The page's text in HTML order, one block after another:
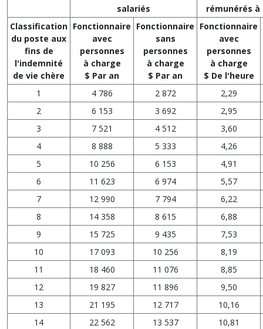
salariés
rémunérés
Classification
du poste aux
fins de
l'indemnité
de vie chère
Fonctionnaire
avec
personnes
à charge
$ Par an
Fonctionnaire
sans
personnes
à charge
$ Par an
Fonctionnaire
avec
personnes
à charge
$ De l'heure
1
4 786 2 872
2,29
2
6 153 3 692
2,95
3
7 521 4 512
3,60
4
8 888 5 333
4,26
5
10 256 6 153
4,91
6
11 623 6 974
5,57
7
12 990 7 794
6,22
8
14 358 8 615
6,88
9
15 725 9 435
7,53
10
17 093 10 256
8,19
11
18 460 11 076
8,85
12
19 827 11 896
9,50
13
21 195 12 717
10,16
14
22 562 13 537
10,81